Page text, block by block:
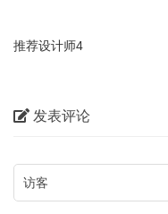
推荐设计师4
发表评论